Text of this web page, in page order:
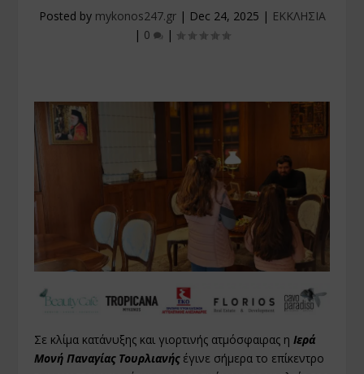
Posted by mykonos247.gr| Dec 24, 2025 | ΕΚΚΛΗΣΙΑ
| 0 |
Σε κλίμα κατάνυξης και γιορτινής ατμόσφαιρας ηΙερά
Μονή Παναγίας Τουρλιανήςέγινε σήμερα το επίκεντρο